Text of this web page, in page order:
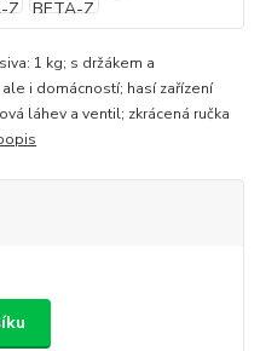
1 kg; s držákem a
i domácností; hasí zařízení
láhev a ventil; zkrácená ručka